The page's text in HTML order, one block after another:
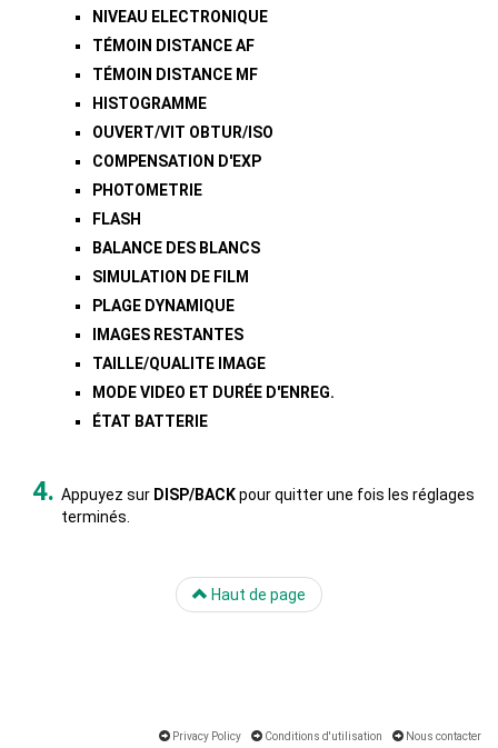
NIVEAU ELECTRONIQUE
TÉMOIN DISTANCE AF
TÉMOIN DISTANCE MF
HISTOGRAMME
OUVERT/VIT OBTUR/ISO
COMPENSATION D'EXP
PHOTOMETRIE
FLASH
BALANCE DES BLANCS
SIMULATION DE FILM
PLAGE DYNAMIQUE
IMAGES RESTANTES
TAILLE/QUALITE IMAGE
MODE VIDEO ET DURÉE D'ENREG.
ÉTAT BATTERIE
Appuyez sur DISP/BACKpour quitter une fois les réglages
terminés.
Haut de page
Privacy Policy Conditions d'utilisation Nous contacter